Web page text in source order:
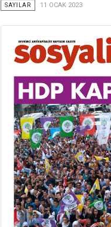
SAYILAR 11 OCAK 2023